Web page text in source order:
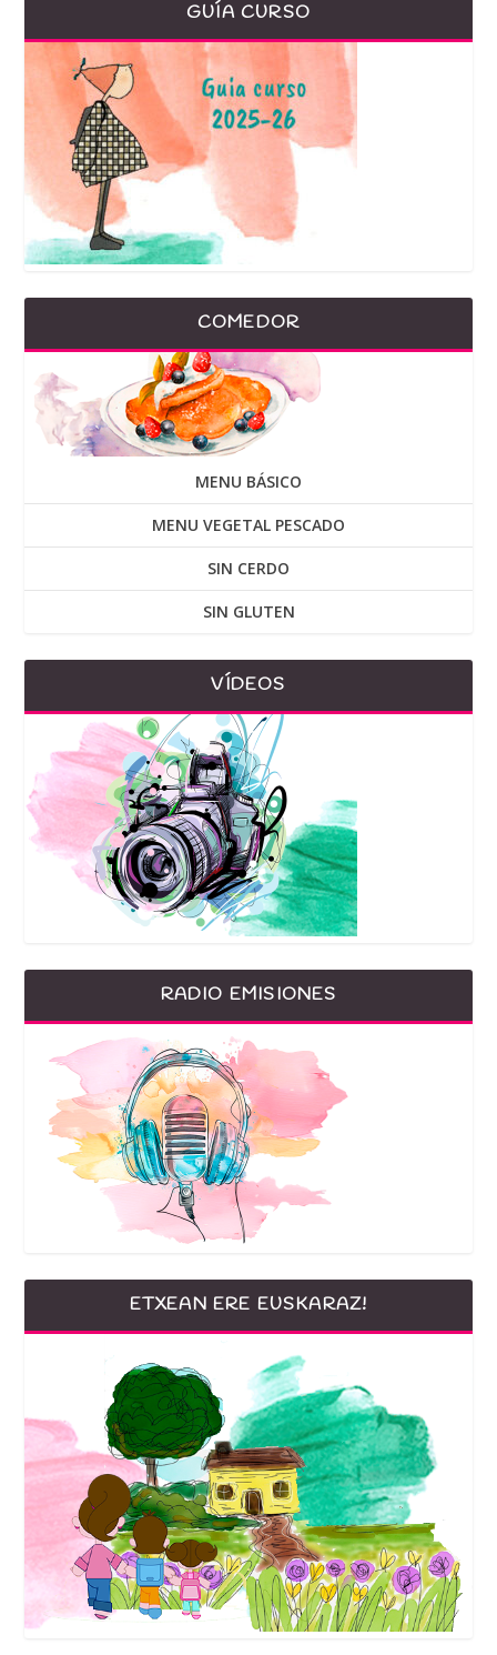
GUÍA CURSO
COMEDOR
MENU BÁSICO
MENU VEGETAL PESCADO
SIN CERDO
SIN GLUTEN
VÍDEOS
RADIO EMISIONES
ETXEAN ERE EUSKARAZ!